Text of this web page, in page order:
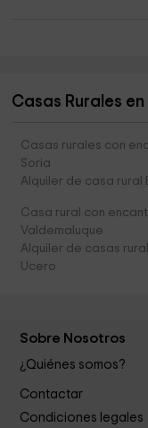
Casas Rurales
Casas rurales con
Soria
Alquiler de casa rural
Casa rural con
Valdemaluque
Alquiler de casas
Ucero
Sobre Nosotros
¿Quiénes somos?
Contactar
Condiciones legales